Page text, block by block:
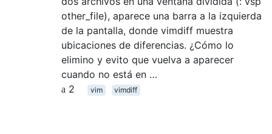
other_file), aparece una barra a la izquierda
de la pantalla, donde vimdiff muestra
ubicaciones de diferencias. ¿Cómo lo
elimino y evito que vuelva a aparecer
cuando no está en …
2
vim vimdiff